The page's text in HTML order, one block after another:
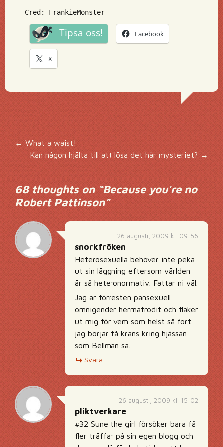
Cred: FrankieMonster
Tipsa oss! Facebook
X
Inläggsnavigering
←What a waist!
Kan någon hjälta till att lösa det här mysteriet?→
68 thoughts on “Because you're no
Robert Pattinson”
26 augusti, 2009 kl. 09:56
snorkfröken
Heterosexuella behöver inte peka
ut sin läggning eftersom världen
är så heteronormativ. Fattar ni väl.
Jag är förresten pansexuell
omnigender hermafrodit och fläker
ut mig för vem som helst så fort
jag börjar få krans kring hjässan
som Bellman sa.
Svara
26 augusti, 2009 kl. 15:02
pliktverkare
#32 Sune the girl försöker bara få
fler träffar på sin egen blogg och